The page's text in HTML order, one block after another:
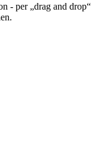
- per „drag and drop“